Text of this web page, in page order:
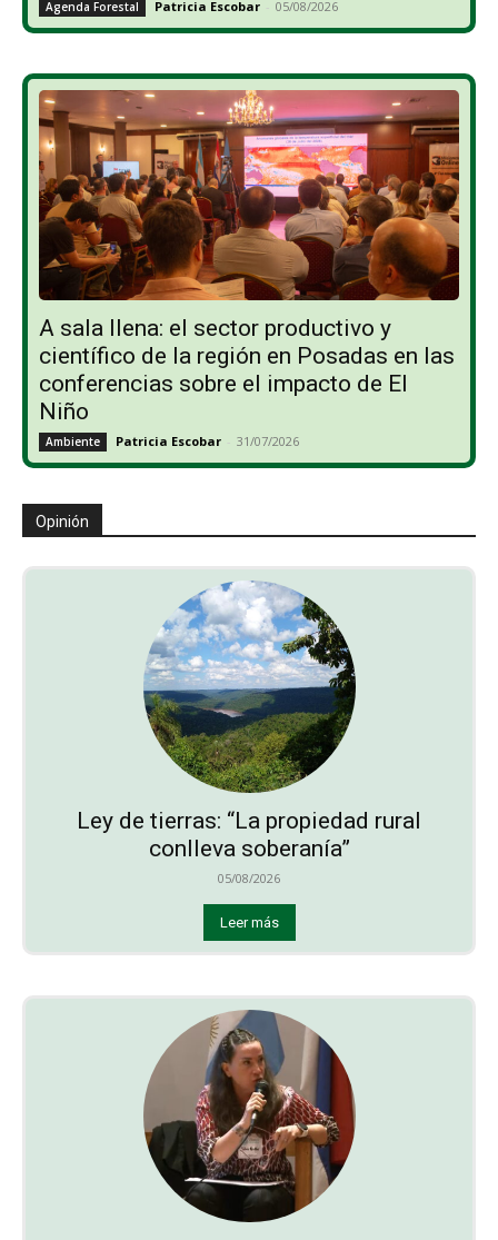
Agenda Forestal Patricia Escobar - 05/08/2026
A sala llena: el sector productivo y
científico de la región en Posadas en las
conferencias sobre el impacto de El
Niño
Ambiente Patricia Escobar - 31/07/2026
Opinión
Ley de tierras: “La propiedad rural
conlleva soberanía”
05/08/2026
Leer más